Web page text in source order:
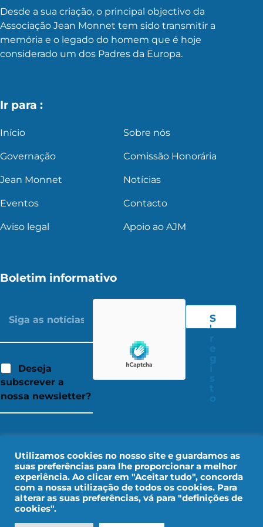
Desde a sua criação, o principal objectivo da
Associação Jean Monnet tem sido transmitir a
memória e o legado do homem que é hoje
considerado um dos Padres da Europa.
Ir para :
Início Sobre nós
Governação Comissão Honorária
Jean Monnet Notícias
Eventos Contacto
Aviso legal Apoio ao AJM
Boletim informativo
Deseja
subscrever a
nossa newsletter?
S
'
Utilizamos cookies no nosso site e guardamos as
suas preferências para lhe proporcionar a melhor
experiência. Ao clicar em "Aceitar tudo", concorda
com a nossa utilização de todos os cookies. Para
alterar as suas preferências, vá para "definições de
cookies".